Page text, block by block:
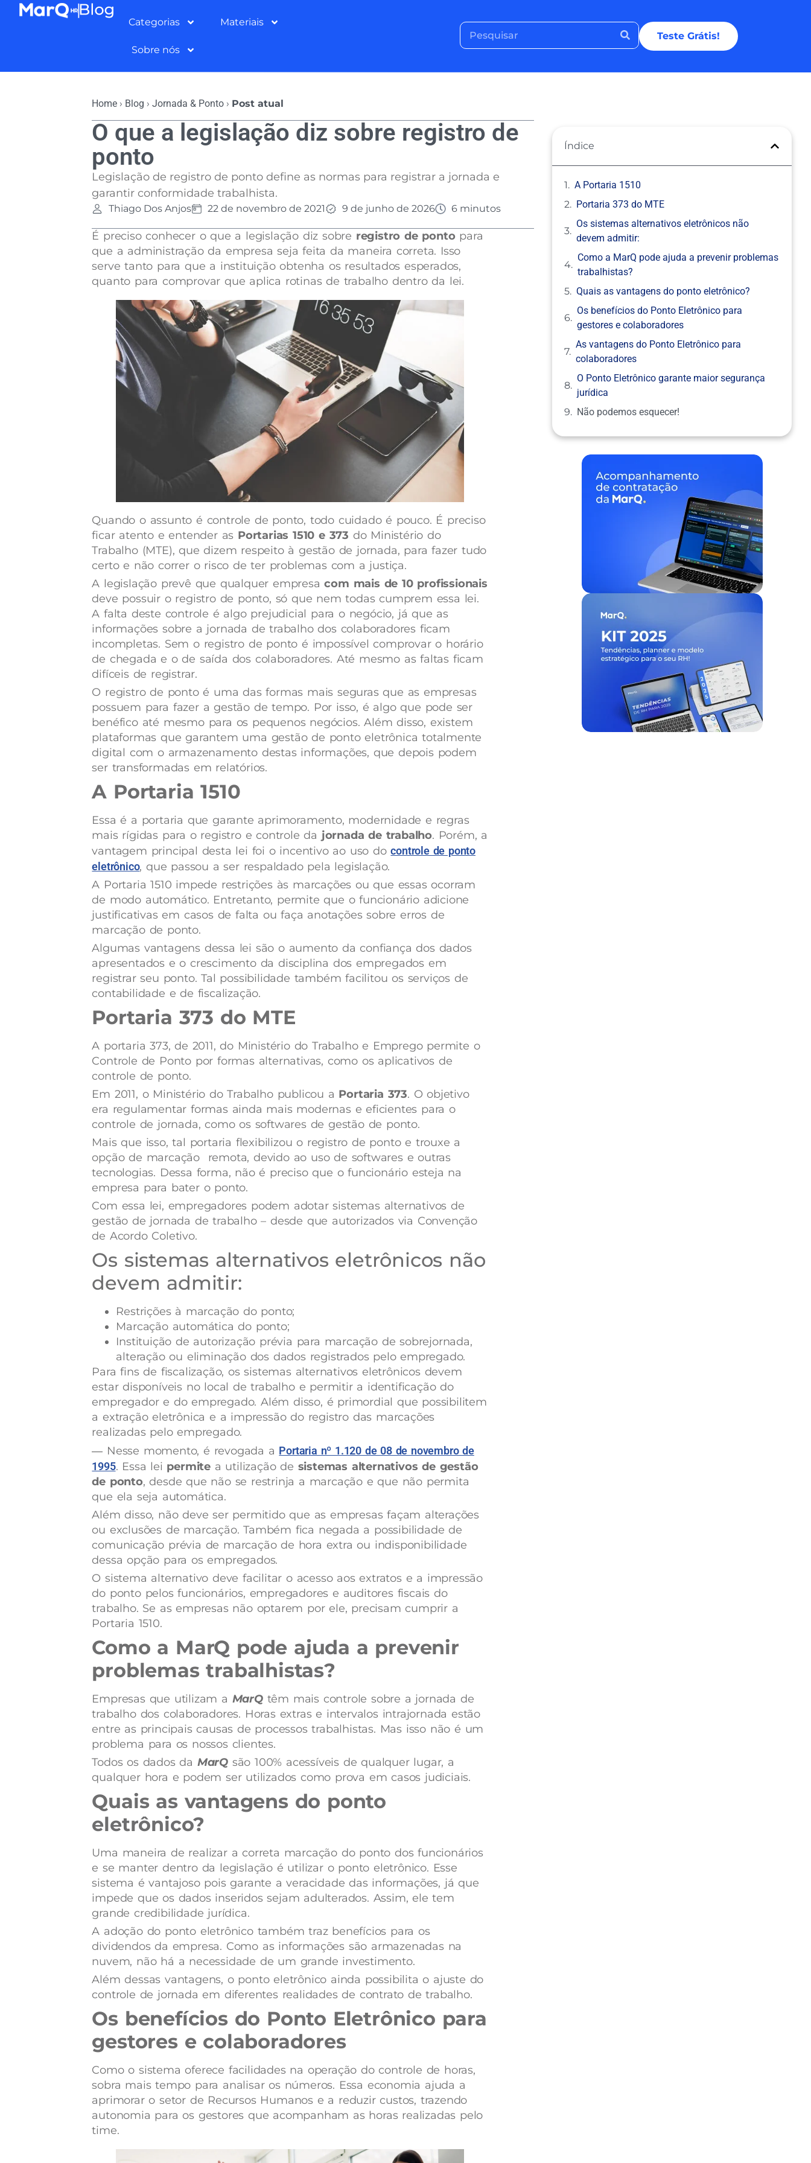
Categorias Materiais
Sobre nós
Teste Grátis!
Índice
A Portaria 1510
Portaria 373 do MTE
Os sistemas alternativos eletrônicos não
devem admitir:
Como a MarQ pode ajuda a prevenir problemas
trabalhistas?
Quais as vantagens do ponto eletrônico?
Os benefícios do Ponto Eletrônico para
gestores e colaboradores
As vantagens do Ponto Eletrônico para
colaboradores
O Ponto Eletrônico garante maior segurança
jurídica
Não podemos esquecer!
Home › Blog ›Jornada & Ponto › Post atual
O que a legislação diz sobre registro de
ponto
Legislação de registro de ponto define as normas para registrar a jornada e
garantir conformidade trabalhista.
Thiago Dos Anjos 22 de novembro de 2021 9 de junho de 2026 6 minutos
É preciso conhecer o que a legislação diz sobre registro de ponto para
que a administração da empresa seja feita da maneira correta. Isso
serve tanto para que a instituição obtenha os resultados esperados,
quanto para comprovar que aplica rotinas de trabalho dentro da lei.
Quando o assunto é controle de ponto, todo cuidado é pouco. É preciso
ficar atento e entender as Portarias 1510 e 373 do Ministério do
Trabalho (MTE), que dizem respeito à gestão de jornada, para fazer tudo
certo e não correr o risco de ter problemas com a justiça.
A legislação prevê que qualquer empresa com mais de 10 profissionais
deve possuir o registro de ponto, só que nem todas cumprem essa lei.
A falta deste controle é algo prejudicial para o negócio, já que as
informações sobre a jornada de trabalho dos colaboradores ficam
incompletas. Sem o registro de ponto é impossível comprovar o horário
de chegada e o de saída dos colaboradores. Até mesmo as faltas ficam
difíceis de registrar.
O registro de ponto é uma das formas mais seguras que as empresas
possuem para fazer a gestão de tempo. Por isso, é algo que pode ser
benéfico até mesmo para os pequenos negócios. Além disso, existem
plataformas que garantem uma gestão de ponto eletrônica totalmente
digital com o armazenamento destas informações, que depois podem
ser transformadas em relatórios.
A Portaria 1510
Essa é a portaria que garante aprimoramento, modernidade e regras
mais rígidas para o registro e controle da jornada de trabalho. Porém, a
vantagem principal desta lei foi o incentivo ao uso docontrole de ponto
eletrônico, que passou a ser respaldado pela legislação.
A Portaria 1510 impede restrições às marcações ou que essas ocorram
de modo automático. Entretanto, permite que o funcionário adicione
justificativas em casos de falta ou faça anotações sobre erros de
marcação de ponto.
Algumas vantagens dessa lei são o aumento da confiança dos dados
apresentados e o crescimento da disciplina dos empregados em
registrar seu ponto. Tal possibilidade também facilitou os serviços de
contabilidade e de fiscalização.
Portaria 373 do MTE
A portaria 373, de 2011, do Ministério do Trabalho e Emprego permite o
Controle de Ponto por formas alternativas, como os aplicativos de
controle de ponto.
Em 2011, o Ministério do Trabalho publicou a Portaria 373. O objetivo
era regulamentar formas ainda mais modernas e eficientes para o
controle de jornada, como os softwares de gestão de ponto.
Mais que isso, tal portaria flexibilizou o registro de ponto e trouxe a
opção de marcação remota, devido ao uso de softwares e outras
tecnologias. Dessa forma, não é preciso que o funcionário esteja na
empresa para bater o ponto.
Com essa lei, empregadores podem adotar sistemas alternativos de
gestão de jornada de trabalho – desde que autorizados via Convenção
de Acordo Coletivo.
Os sistemas alternativos eletrônicos não
devem admitir:
Restrições à marcação do ponto;
Marcação automática do ponto;
Instituição de autorização prévia para marcação de sobrejornada,
alteração ou eliminação dos dados registrados pelo empregado.
‍Para fins de fiscalização, os sistemas alternativos eletrônicos devem
estar disponíveis no local de trabalho e permitir a identificação do
empregador e do empregado. Além disso, é primordial que possibilitem
a extração eletrônica e a impressão do registro das marcações
realizadas pelo empregado.
― Nesse momento, é revogada a Portaria nº 1.120 de 08 de novembro de
1995. Essa lei permite a utilização de sistemas alternativos de gestão
de ponto, desde que não se restrinja a marcação e que não permita
que ela seja automática.
Além disso, não deve ser permitido que as empresas façam alterações
ou exclusões de marcação. Também fica negada a possibilidade de
comunicação prévia de marcação de hora extra ou indisponibilidade
dessa opção para os empregados.
O sistema alternativo deve facilitar o acesso aos extratos e a impressão
do ponto pelos funcionários, empregadores e auditores fiscais do
trabalho. Se as empresas não optarem por ele, precisam cumprir a
Portaria 1510.
Como a MarQ pode ajuda a prevenir
problemas trabalhistas?
Empresas que utilizam a MarQ têm mais controle sobre a jornada de
trabalho dos colaboradores. Horas extras e intervalos intrajornada estão
entre as principais causas de processos trabalhistas. Mas isso não é um
problema para os nossos clientes.
Todos os dados da MarQsão 100% acessíveis de qualquer lugar, a
qualquer hora e podem ser utilizados como prova em casos judiciais.
Quais as vantagens do ponto
eletrônico?
Uma maneira de realizar a correta marcação do ponto dos funcionários
e se manter dentro da legislação é utilizar o ponto eletrônico. Esse
sistema é vantajoso pois garante a veracidade das informações, já que
impede que os dados inseridos sejam adulterados. Assim, ele tem
grande credibilidade jurídica.
A adoção do ponto eletrônico também traz benefícios para os
dividendos da empresa. Como as informações são armazenadas na
nuvem, não há a necessidade de um grande investimento.
Além dessas vantagens, o ponto eletrônico ainda possibilita o ajuste do
controle de jornada em diferentes realidades de contrato de trabalho.
Os benefícios do Ponto Eletrônico para
gestores e colaboradores
Como o sistema oferece facilidades na operação do controle de horas,
sobra mais tempo para analisar os números. Essa economia ajuda a
aprimorar o setor de Recursos Humanos e a reduzir custos, trazendo
autonomia para os gestores que acompanham as horas realizadas pelo
time.